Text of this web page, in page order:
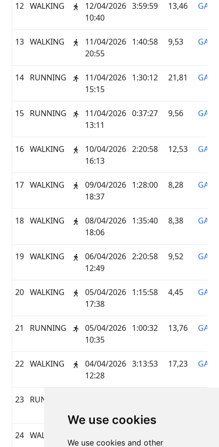
We use cookies
We use cookies and other
12 WALKING
12/04/2026
10:40
3:59:59 13,46
13 WALKING
11/04/2026
20:55
1:40:58 9,53
14 RUNNING
11/04/2026
15:15
1:30:12 21,81
15 RUNNING
11/04/2026
13:11
0:37:27 9,56
16 WALKING
10/04/2026
16:13
2:20:58 12,53
17 WALKING
09/04/2026
18:37
1:28:00 8,28
18 WALKING
08/04/2026
18:06
1:35:40 8,38
19 WALKING
06/04/2026
12:49
2:20:58 9,52
20 WALKING
05/04/2026
17:38
1:15:58 4,45
21 RUNNING
05/04/2026
10:35
1:00:32 13,76
22 WALKING
04/04/2026
12:28
3:13:53 17,23
23 RUNNING
24 WALKING